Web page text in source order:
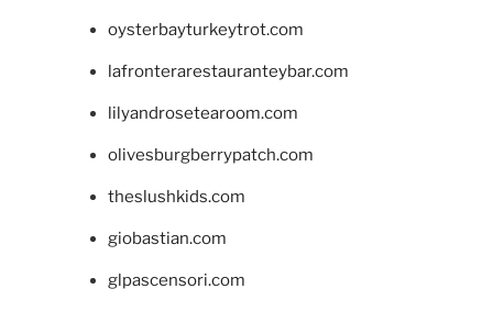
oysterbayturkeytrot.com
lafronterarestauranteybar.com
lilyandrosetearoom.com
olivesburgberrypatch.com
theslushkids.com
giobastian.com
glpascensori.com